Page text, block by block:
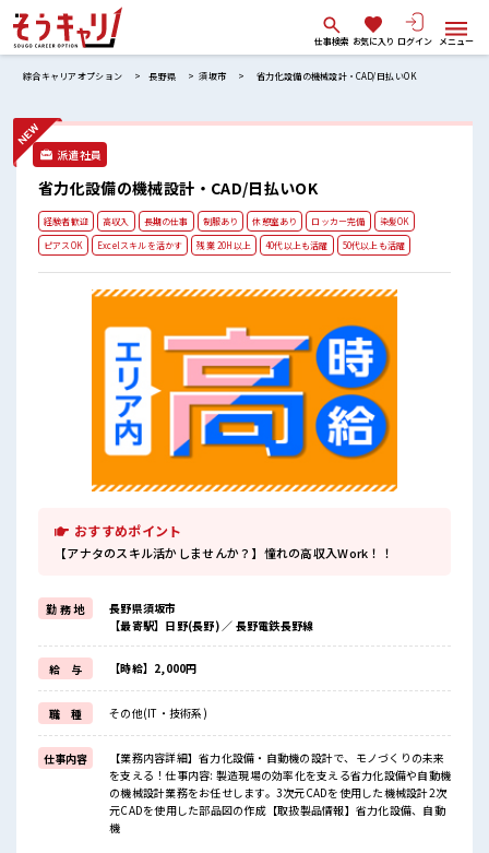
仕事検索 お気に入り ログイン メニュー
綜合キャリアオプション 長野県 須坂市 省力化設備の機械設計・CAD/日払いOK
派遣社員
省力化設備の機械設計・CAD/日払いOK
経験者歓迎 高収入 長期の仕事 制服あり 休憩室あり ロッカー完備
染髪OK
ピアスOK
Excelスキルを活かす 残業 20H以上 40代以上も活躍 50代以上も活躍
おすすめポイント
【アナタのスキル活かしませんか？】憧れの高収入Work！！
勤 務 地
長野県須坂市
【最寄駅】日野(長野) ／ 長野電鉄長野線
給 与 【時給】2,000円
職 種 その他(IT・技術系)
仕事内容
【業務内容詳細】省力化設備・自動機の設計で、モノづくりの未来
を支える！仕事内容: 製造現場の効率化を支える省力化設備や自動機
の機械設計業務をお任せします。3次元CADを使用した機械設計2次
元CADを使用した部品図の作成【取扱製品情報】省力化設備、自動
機